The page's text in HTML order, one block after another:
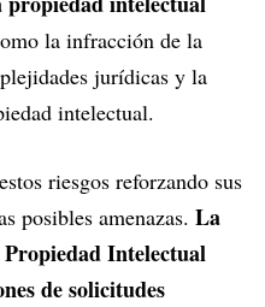
la infracción de la
jurídicas y la
intelectual.
riesgos reforzando sus
posibles amenazas. La
Intelectual
de solicitudes